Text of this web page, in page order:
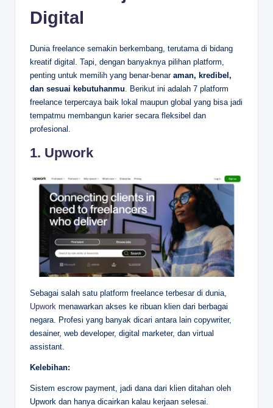
Digital
Dunia freelance semakin berkembang, terutama di bidang
kreatif digital. Tapi, dengan banyaknya pilihan platform,
penting untuk memilih yang benar-benar aman, kredibel,
dan sesuai kebutuhanmu. Berikut ini adalah 7 platform
freelance terpercaya baik lokal maupun global yang bisa jadi
tempatmu membangun karier secara fleksibel dan
profesional.
1. Upwork
Sebagai salah satu platform freelance terbesar di dunia,
Upwork menawarkan akses ke ribuan klien dari berbagai
negara. Profesi yang banyak dicari antara lain copywriter,
desainer, web developer, digital marketer, dan virtual
assistant.
Kelebihan:
Sistem escrow payment, jadi dana dari klien ditahan oleh
Upwork dan hanya dicairkan kalau kerjaan selesai.